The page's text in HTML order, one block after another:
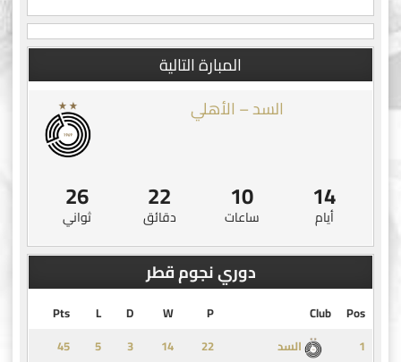
المبارة التالية
السد – الأهلي
14
أيام
10
ساعات
22
دقائق
25
ثواني
دوري نجوم قطر
Pos
Club
P
W
D
L
Pts
1
السد ‏22
14
3
5
45